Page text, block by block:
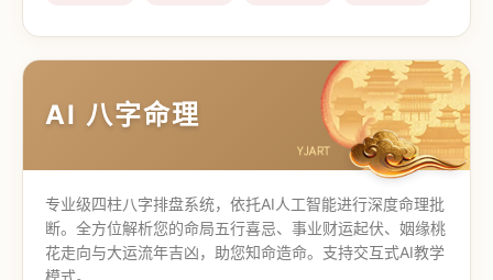
【道家奇门】 【传统奇门】
AI 八字命理
专业级四柱八字排盘系统，依托AI人工智能进行深度命理批
断。全方位解析您的命局五行喜忌、事业财运起伏、姻缘桃
花走向与大运流年吉凶，助您知命造命。支持交互式AI教学
模式。